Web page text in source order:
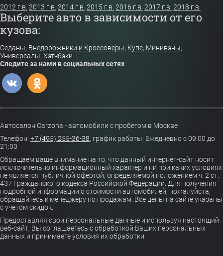
2012 г.в. 2013 г.в. 2014 г.в. 2015 г.в. 2016 г.в. 2017 г.в. 2018 г.в.
Выберите авто в зависимости от его
кузова:
Седаны, Внедорожники и Кроссоверы, Купе, Минивэны,
Универсалы, Хэтчбэки
Следите за нами в социальных сетях
Автосалон Carzona - автомобили с пробегом в Москве
Телефон: +7 (495) 255-36-38, график работы: Ежедневно с 09:00 до
21:00
Обращаем ваше внимание на то, что данный интернет-сайт носит
исключительно информационный характер и ни при каких условиях
не является публичной офертой, определяемой положением ч. 2 ст.
437 Гражданского кодекса Российской Федерации. Для получения
подробной информации о стоимости автомобилей, пожалуйста,
обращайтесь к менеджеру по продажам. Все цены на сайте указаны
с учетом скидок.
Предоставляя свои персональные данные и используя настоящий
веб-сайт, Вы соглашаетесь с обработкой Ваших персональных
данных и принимаете условия их обработки.